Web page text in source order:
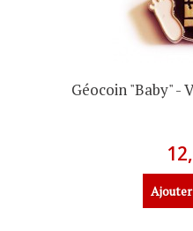
Géocoin "Baby" -